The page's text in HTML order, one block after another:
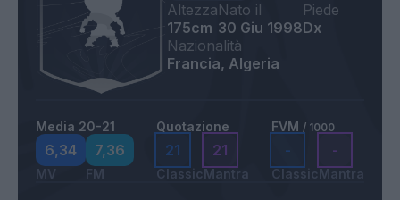
Altezza
175cm
Nato il
30 Giu 1998
Piede
Dx
Nazionalità
Francia, Algeria
Media 20-21
6,34
MV
7,36
FM
Quotazione
21
Classic
21
Mantra
FVM / 1000
-
Classic
-
Mantra